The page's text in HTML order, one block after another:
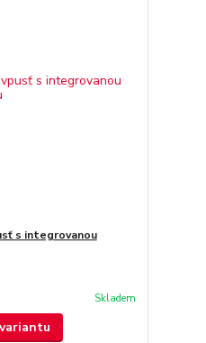
s integrovanou
Skladem